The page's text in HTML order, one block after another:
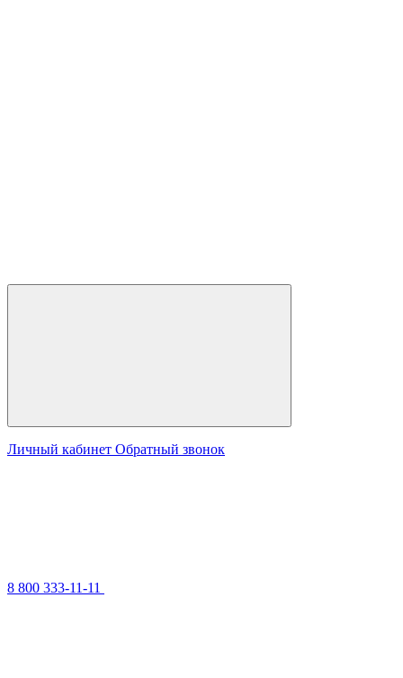
Личный кабинет Обратный звонок
8 800 333-11-11